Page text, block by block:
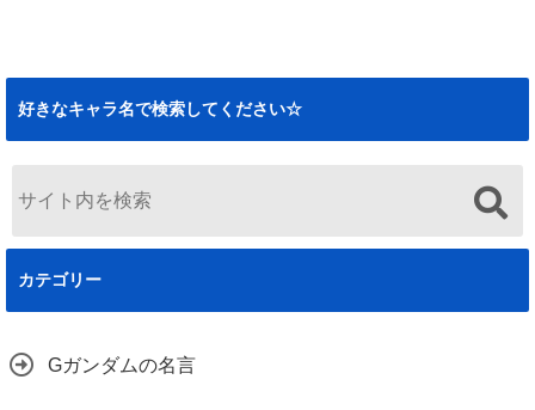
好きなキャラ名で検索してください☆
カテゴリー
Gガンダムの名言